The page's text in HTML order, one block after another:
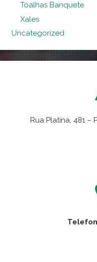
Toalhas Banquete
Xales
Uncategorized
Rua Platina, 481